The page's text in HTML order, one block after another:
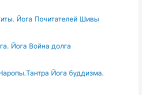
Йога Почитателей Шивы
Йога Война долга
Йога буддизма.